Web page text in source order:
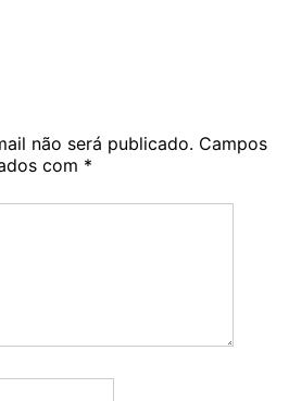
não será publicado. Campos
com *